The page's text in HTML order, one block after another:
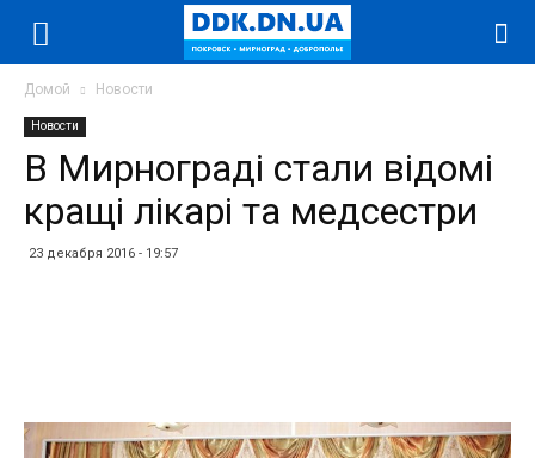
Домой Новости
Новости
В Мирнограді стали відомі
кращі лікарі та медсестри
23 декабря 2016 - 19:57